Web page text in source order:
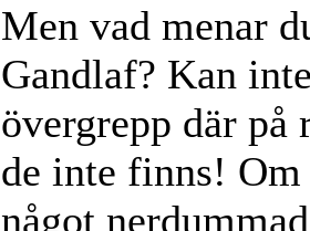
Men vad menar
Gandlaf? Kan
övergrepp där
de inte finns! Om
något